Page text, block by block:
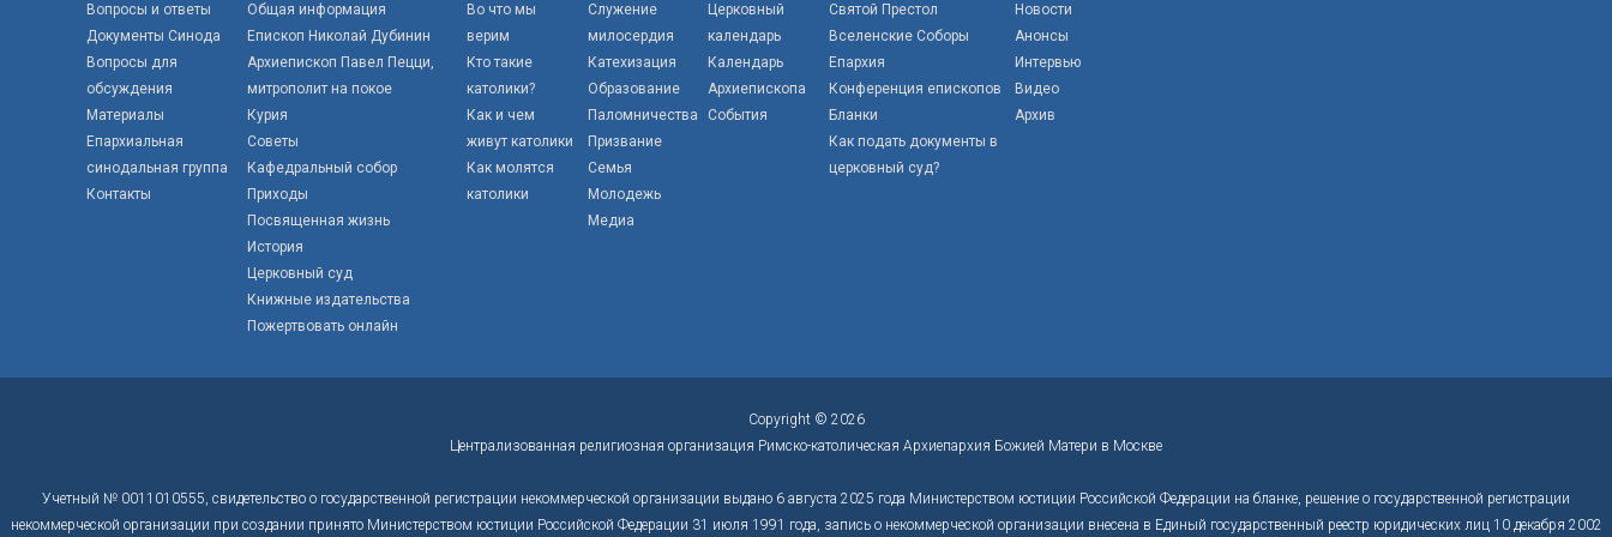
Вопросы и ответы
Документы Синода
Вопросы для
обсуждения
Материалы
Епархиальная
синодальная группа
Контакты
Общая информация
Епископ Николай Дубинин
Архиепископ Павел Пецци,
митрополит на покое
Курия
Советы
Кафедральный собор
Приходы
Посвященная жизнь
История
Церковный суд
Книжные издательства
Пожертвовать онлайн
Во что мы
верим
Кто такие
католики?
Как и чем
живут католики
Как молятся
католики
Служение
милосердия
Катехизация
Образование
Паломничества
Призвание
Семья
Молодежь
Медиа
Церковный
календарь
Календарь
Архиепископа
События
Святой Престол
Вселенские Соборы
Епархия
Конференция епископов
Бланки
Как подать документы в
церковный суд?
Новости
Анонсы
Интервью
Видео
Архив
Copyright © 2026
Централизованная религиозная организация Римско-католическая Архиепархия Божией Матери в Москве
Учетный № 0011010555, свидетельство о государственной регистрации некоммерческой организации выдано 6 августа 2025 года Министерством юстиции Российской Федерации на бланке, решение о государственной регистрации
некоммерческой организации при создании принято Министерством юстиции Российской Федерации 31 июля 1991 года, запись о некоммерческой организации внесена в Единый государственный реестр юридических лиц 10 декабря 2002